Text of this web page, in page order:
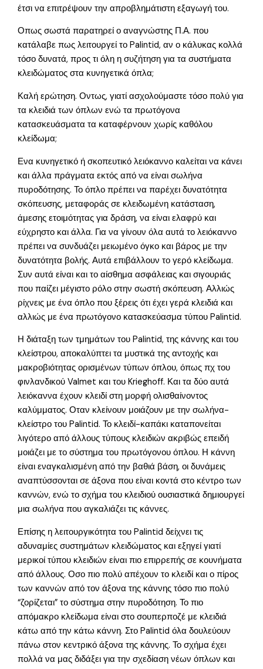
έτσι να επιτρέψουν την απροβλημάτιστη εξαγωγή του.
Οπως σωστά παρατηρεί ο αναγνώστης Π.Α. που
κατάλαβε πως λειτουργεί το Palintid, αν ο κάλυκας κολλά
τόσο δυνατά, προς τι όλη η συζήτηση για τα συστήματα
κλειδώματος στα κυνηγετικά όπλα;
Καλή ερώτηση. Οντως, γιατί ασχολούμαστε τόσο πολύ για
τα κλειδιά των όπλων ενώ τα πρωτόγονα
κατασκευάσματα τα καταφέρνουν χωρίς καθόλου
κλείδωμα;
Ενα κυνηγετικό ή σκοπευτικό λειόκαννο καλείται να κάνει
και άλλα πράγματα εκτός από να είναι σωλήνα
πυροδότησης. Το όπλο πρέπει να παρέχει δυνατότητα
σκόπευσης, μεταφοράς σε κλειδωμένη κατάσταση,
άμεσης ετοιμότητας για δράση, να είναι ελαφρύ και
εύχρηστο και άλλα. Για να γίνουν όλα αυτά το λειόκαννο
πρέπει να συνδυάζει μειωμένο όγκο και βάρος με την
δυνατότητα βολής. Αυτά επιβάλλουν το γερό κλείδωμα.
Συν αυτά είναι και το αίσθημα ασφάλειας και σιγουριάς
που παίζει μέγιστο ρόλο στην σωστή σκόπευση. Αλλιώς
ρίχνεις με ένα όπλο που ξέρεις ότι έχει γερά κλειδιά και
αλλιώς με ένα πρωτόγονο κατασκεύασμα τύπου Palintid.
Η διάταξη των τμημάτων του Palintid, της κάννης και του
κλείστρου, αποκαλύπτει τα μυστικά της αντοχής και
μακροβιότητας ορισμένων τύπων όπλου, όπως πχ του
φινλανδικού Valmet και του Krieghoff. Και τα δύο αυτά
λειόκαννα έχουν κλειδί στη μορφή ολισθαίνοντος
καλύμματος. Οταν κλείνουν μοιάζουν με την σωλήνα-
κλείστρο του Palintid. Το κλειδί-καπάκι καταπονείται
λιγότερο από άλλους τύπους κλειδιών ακριβώς επειδή
μοιάζει με το σύστημα του πρωτόγονου όπλου. Η κάννη
είναι εναγκαλισμένη από την βαθιά βάση, οι δυνάμεις
αναπτύσσονται σε άξονα που είναι κοντά στο κέντρο των
καννών, ενώ το σχήμα του κλειδιού ουσιαστικά δημιουργεί
μια σωλήνα που αγκαλιάζει τις κάννες.
Επίσης η λειτουργικότητα του Palintid δείχνει τις
αδυναμίες συστημάτων κλειδώματος και εξηγεί γιατί
μερικοί τύπου κλειδιών είναι πιο επιρρεπής σε κουνήματα
από άλλους. Οσο πιο πολύ απέχουν το κλειδί και ο πίρος
των καννών από τον άξονα της κάννης τόσο πιο πολύ
“ζορίζεται” το σύστημα στην πυροδότηση. Το πιο
απόμακρο κλείδωμα είναι στο σουπερποζέ με κλειδιά
κάτω από την κάτω κάννη. Στο Palintid όλα δουλεύουν
πάνω στον κεντρικό άξονα της κάννης. Το σχήμα έχει
πολλά να μας διδάξει για την σχεδίαση νέων όπλων και